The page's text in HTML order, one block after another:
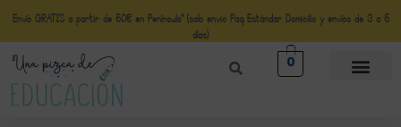
Envío GRATIS a partir de 50€ en Península* (solo envio Paq Estándar Domicilio y envíos de 3 a 5
días)
0